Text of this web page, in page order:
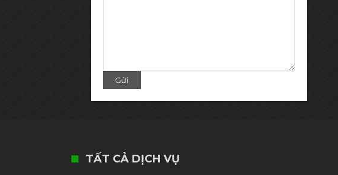
TẤT CẢ DỊCH VỤ